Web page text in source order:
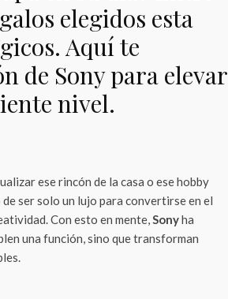
elegidos esta
Aquí te
de Sony para elevar
nivel.
ese rincón de la casa o ese hobby
ser solo un lujo para convertirse en el
Con esto en mente,Sonyha
una función, sino que transforman